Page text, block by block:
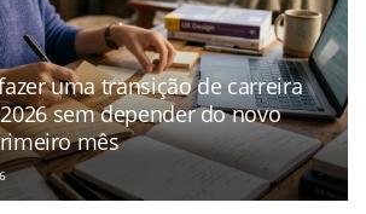
uma transição de carreira
sem depender do novo
mês